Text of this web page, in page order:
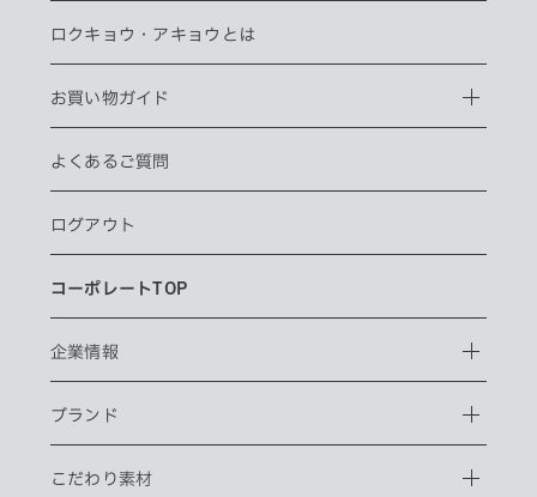
ロクキョウ・ アキョウとは
お買い物ガイド
よくあるご質問
ログアウト
コーポレートTOP
企業情報
ブランド
こだわり素材